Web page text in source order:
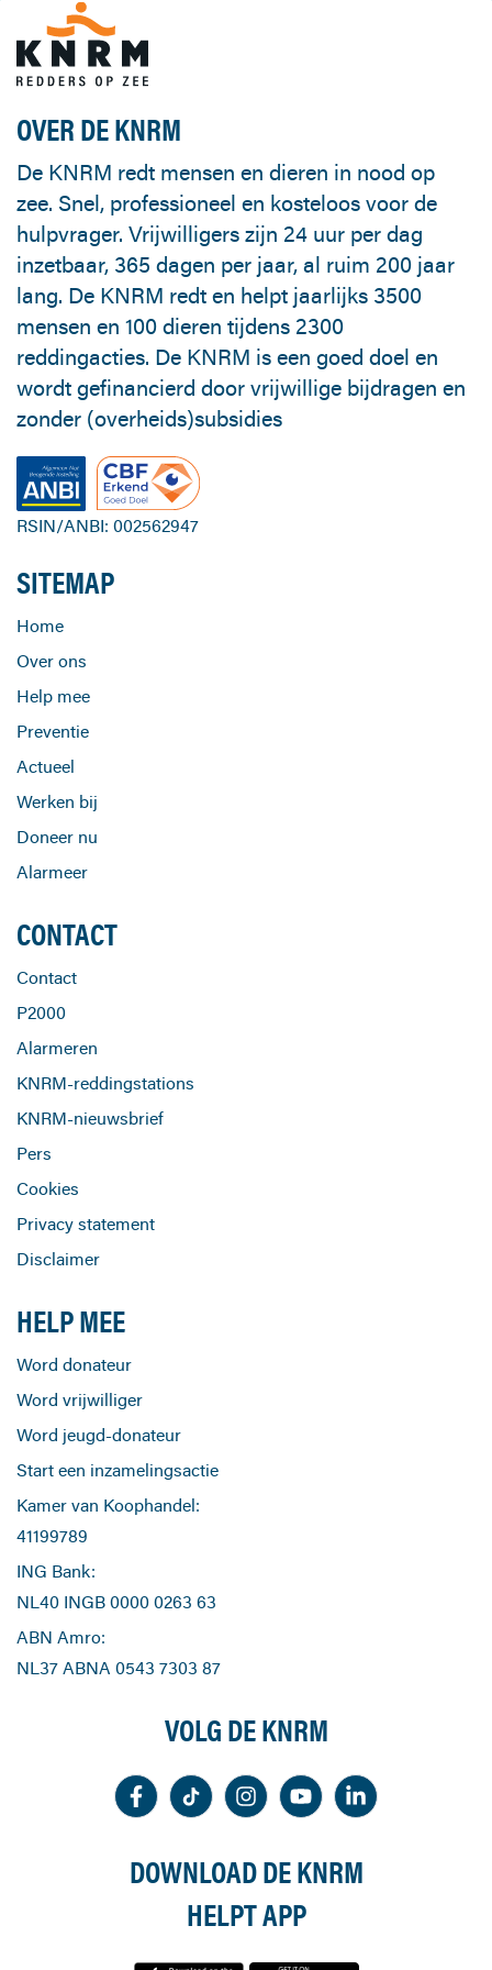
OVER DE KNRM
De KNRM redt mensen en dieren in nood op
zee. Snel, professioneel en kosteloos voor de
hulpvrager. Vrijwilligers zijn 24 uur per dag
inzetbaar, 365 dagen per jaar, al ruim 200 jaar
lang. De KNRM redt en helpt jaarlijks 3500
mensen en 100 dieren tijdens 2300
reddingacties. De KNRM is een goed doel en
wordt gefinancierd door vrijwillige bijdragen en
zonder (overheids)subsidies
RSIN/ANBI: 002562947
SITEMAP
Home
Over ons
Help mee
Preventie
Actueel
Werken bij
Doneer nu
Alarmeer
CONTACT
Contact
P2000
Alarmeren
KNRM-reddingstations
KNRM-nieuwsbrief
Pers
Cookies
Privacy statement
Disclaimer
HELP MEE
Word donateur
Word vrijwilliger
Word jeugd-donateur
Start een inzamelingsactie
Kamer van Koophandel:
41199789
ING Bank:
NL40 INGB 0000 0263 63
ABN Amro:
NL37 ABNA 0543 7303 87
VOLG DE KNRM
DOWNLOAD DE KNRM
HELPT APP